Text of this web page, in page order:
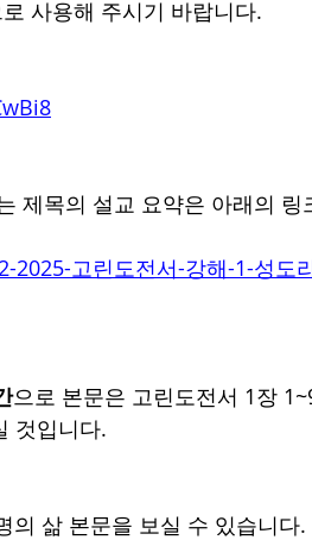
사용해 주시기 바랍니다.
제목의 설교 요약은 아래의 링
고린도전서-강해-1-성도
으로 본문은 고린도전서 1장
것입니다.
의 삶 본문을 보실 수 있습니다.